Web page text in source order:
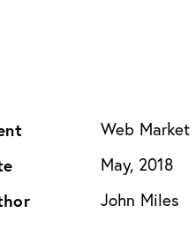
Web Market
May, 2018
John Miles